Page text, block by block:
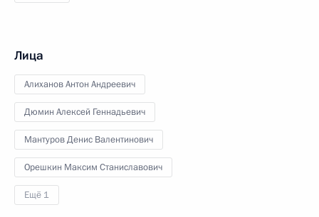
Лица
Алиханов Антон Андреевич
Дюмин Алексей Геннадьевич
Мантуров Денис Валентинович
Орешкин Максим Станиславович
Ещё 1